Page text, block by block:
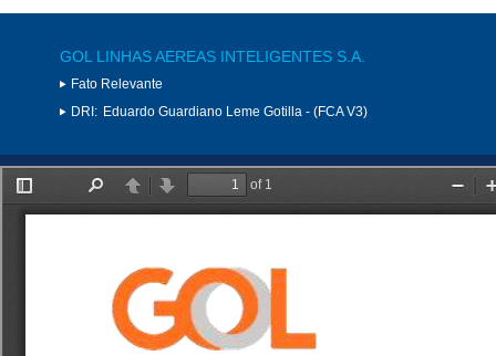
GOL LINHAS AEREAS INTELIGENTES S.A.
Fato Relevante
DRI: Eduardo Guardiano Leme Gotilla - (FCA V3)